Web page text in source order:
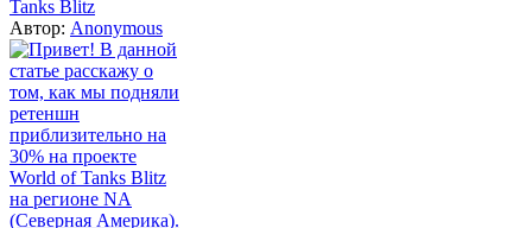
Tanks Blitz
Автор: Anonymous